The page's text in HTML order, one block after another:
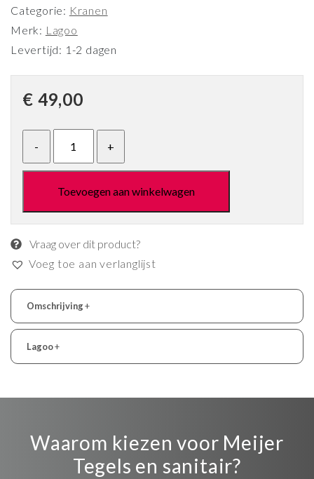
Categorie: Kranen
Merk: Lagoo
Levertijd: 1-2 dagen
€ 49,00
Toevoegen aan winkelwagen
Vraag over dit product?
Voeg toe aan verlanglijst
Omschrijving+
Lagoo+
Waarom kiezen voor Meijer
Tegels en sanitair?